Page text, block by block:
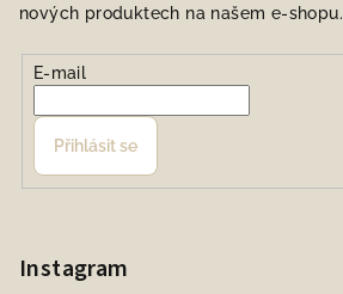
nových produktech na našem e-shopu.
E-mail
Přihlásit se
Instagram